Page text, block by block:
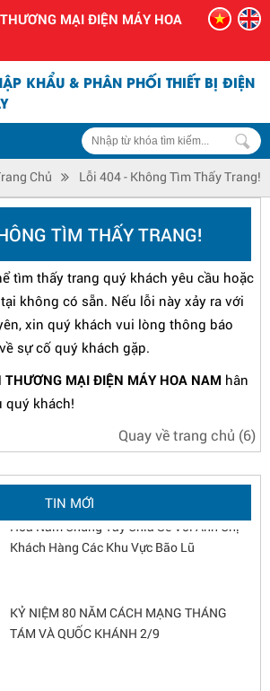
MẠI ĐIỆN MÁY HOA
KHẨU & PHÂN PHỐI THIẾT BỊ ĐIỆN
Chủ Lỗi 404 - Không Tìm Thấy Trang!
TÌM THẤY TRANG!
tìm thấy trang quý khách yêu cầu hoặc
không có sẵn. Nếu lỗi này xảy ra với
xin quý khách vui lòng thông báo
sự cố quý khách gặp.
THƯƠNG MẠI ĐIỆN MÁY HOA NAM hân
quý khách!
Quay về trang chủ (5)
TIN MỚI
Chương trình xây dựng Góc thương hiệu
DongCheng 2026 - Nâng tầm diện mạo cửa
hàng
Hoa Nam Chung Tay Chia Sẻ Với Anh Chị
Khách Hàng Các Khu Vực Bão Lũ
KỶ NIỆM 80 NĂM CÁCH MẠNG THÁNG
TÁM VÀ QUỐC KHÁNH 2/9